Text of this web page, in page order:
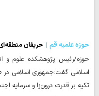
حوزه علمیه قم
حریفان
حوزه/رئیس پژوهشکده علوم و
اسلامی گفت:جمهوری اسلامی در
تکیه بر قدرت درون‌زا و سرمایه